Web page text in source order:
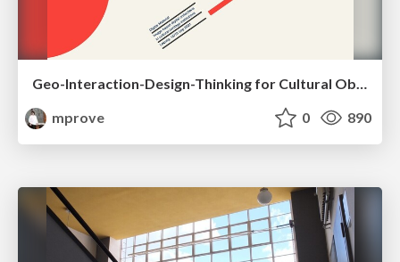
Geo-Interaction-Design-Thinking for Cultural Objects
mprove
0 890